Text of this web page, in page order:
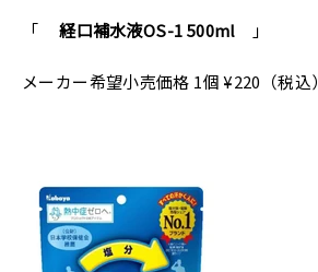
「 経口補水液OS-1 500ml 」
メーカー希望小売価格 1個 ¥220（税込）